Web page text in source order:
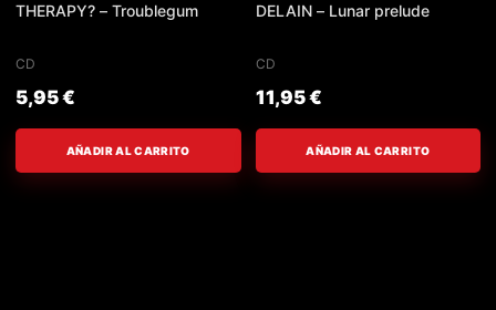
THERAPY? – Troublegum
CD
5,95€
AÑADIR AL CARRITO
DELAIN – Lunar prelude
CD
11,95€
AÑADIR AL CARRITO